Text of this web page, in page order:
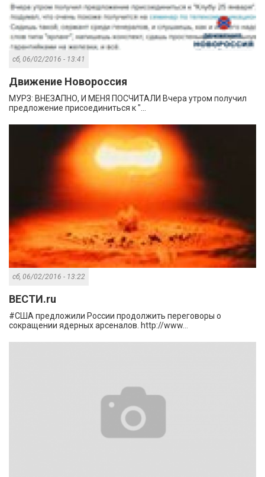
сб, 06/02/2016 - 13:41
Движение Новороссия
МУРЗ: ВНЕЗАПНО, И МЕНЯ ПОСЧИТАЛИ Вчера утром получил
предложение присоединиться к "...
сб, 06/02/2016 - 13:22
ВЕСТИ.ru
#США предложили России продолжить переговоры о
сокращении ядерных арсеналов. http://www...